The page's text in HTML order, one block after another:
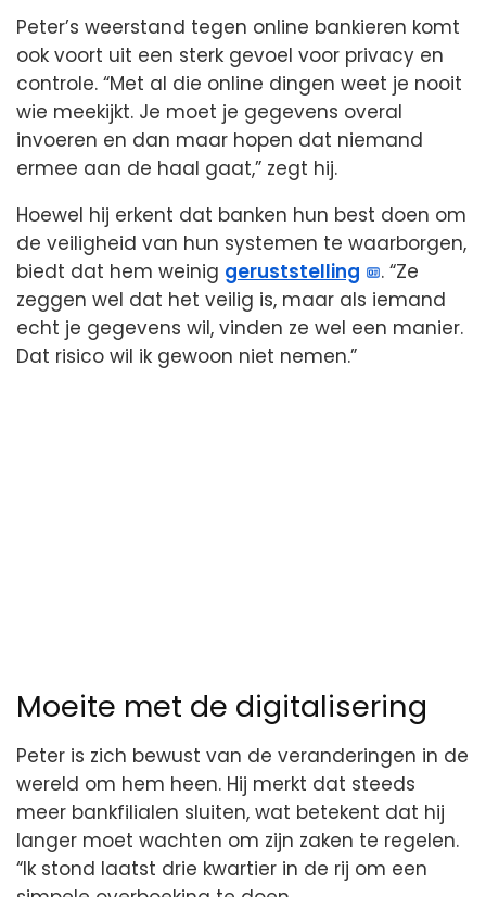
Peter’s weerstand tegen online bankieren komt
ook voort uit een sterk gevoel voor privacy en
controle. “Met al die online dingen weet je nooit
wie meekijkt. Je moet je gegevens overal
invoeren en dan maar hopen dat niemand
ermee aan de haal gaat,” zegt hij.
Hoewel hij erkent dat banken hun best doen om
de veiligheid van hun systemen te waarborgen,
biedt dat hem weinig geruststelling
. “Ze
zeggen wel dat het veilig is, maar als iemand
echt je gegevens wil, vinden ze wel een manier.
Dat risico wil ik gewoon niet nemen.”
Moeite met de digitalisering
Peter is zich bewust van de veranderingen in de
wereld om hem heen. Hij merkt dat steeds
meer bankfilialen sluiten, wat betekent dat hij
langer moet wachten om zijn zaken te regelen.
“Ik stond laatst drie kwartier in de rij om een